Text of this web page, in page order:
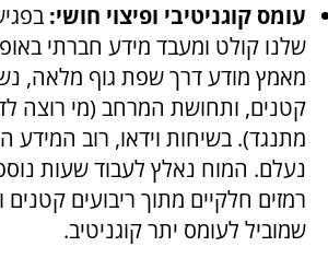
עומס קוגניטיבי ופיצוי חושי:
שלנו קולט ומעבד מידע חברתי
מאמץ מודע דרך שפת גוף מלאה,
קטנים, ותחושת המרחב (מי רוצה
מתנגד). בשיחות וידאו, רוב המידע
נעלם. המוח נאלץ לעבוד שעות
רמזים חלקיים מתוך ריבועים
שמוביל לעומס יתר קוגניטיב.